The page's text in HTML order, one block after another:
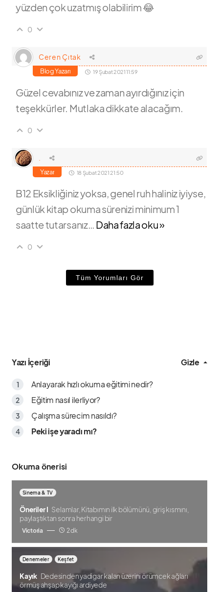
yüzden çok uzatmış olabilirim 😂
0
Ceren Çıtak
Blog Yazarı 19 Şubat 2021 11:59
Güzel cevabınız ve zaman ayırdığınız için
teşekkürler. Mutlaka dikkate alacağım.
0
Yazar 18 Şubat 2021 21:50
B12 Eksikliğiniz yoksa, genel ruh haliniz iyiyse,
günlük kitap okuma sürenizi minimum 1
saatte tutarsanız… Daha fazla oku »
0
Tüm Yorumları Gör
Yazı İçeriği Gizle
Anlayarak hızlı okuma eğitimi nedir?
Eğitim nasıl ilerliyor?
Çalışma sürecim nasıldı?
Peki işe yaradı mı?
Okuma önerisi
Sinema & TV
Öneriler I Selamlar, Kitabımın ilk bölümünü, giriş kısmını,
paylaştıktan sonra herhangi bir
Victoria 2 dk
Denemeler Keşfet
Kayık Dedesinden yadigar kalan üzerini örümcek ağları
örmüş ahşap kayığı ardiyede